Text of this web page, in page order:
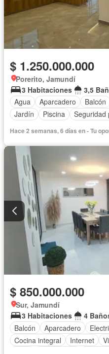
$ 1.250.000.000
Porerito, Jamundí
3 Habitaciones
3,5
Agua
Aparcadero Balcón
Jardín
Piscina Seguridad
Hace 2 semanas, 6 días en - Tu
$ 850.000.000
Sur, Jamundí
3 Habitaciones
4
Balcón
Aparcadero
Cocina integral
Internet